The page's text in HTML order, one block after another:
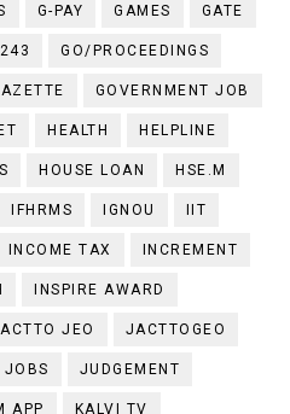
G-PAY GAMES GATE
GO/PROCEEDINGS
GOVERNMENT JOB
HEALTH HELPLINE
HOUSE LOAN HSE.M
IFHRMS IGNOU IIT
INCOME TAX INCREMENT
INSPIRE AWARD
JEO JACTTOGEO
JOBS JUDGEMENT
APP KALVI TV